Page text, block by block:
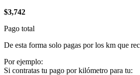
$3,742
Pago total
De esta forma solo pagas por los km que
Por ejemplo:
Si contratas tu pago por kilómetro para tu: